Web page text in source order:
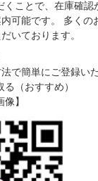
くことで、在庫確認
可能です。 多くの
いております。
で簡単にご登録い
る（おすすめ）
】